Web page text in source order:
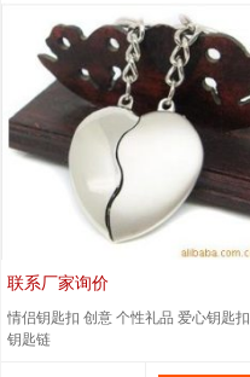
联系厂家询价
情侣钥匙扣 创意 个性礼品 爱心钥匙扣
钥匙链